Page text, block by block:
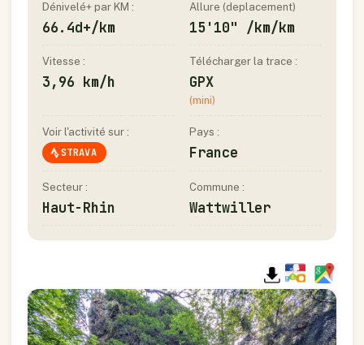
Dénivelé+ par KM :
66.4d+/km
Allure (deplacement)
15'10" /km/km
Vitesse :
3,96 km/h
Télécharger la trace :
GPX
(mini)
Voir l'activité sur :
STRAVA
Pays :
France
Secteur :
Haut-Rhin
Commune :
Wattwiller